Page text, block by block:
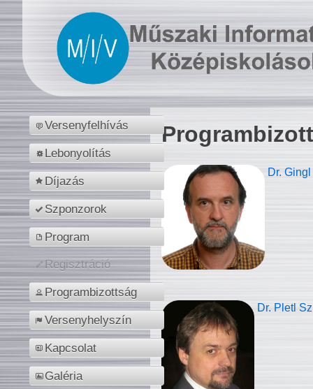
Versenyfelhívás
Lebonyolítás
Díjazás
Szponzorok
Program
Regisztráció
Programbizottság
Versenyhelyszín
Kapcsolat
Galéria
Dr.
Dr. Pletl